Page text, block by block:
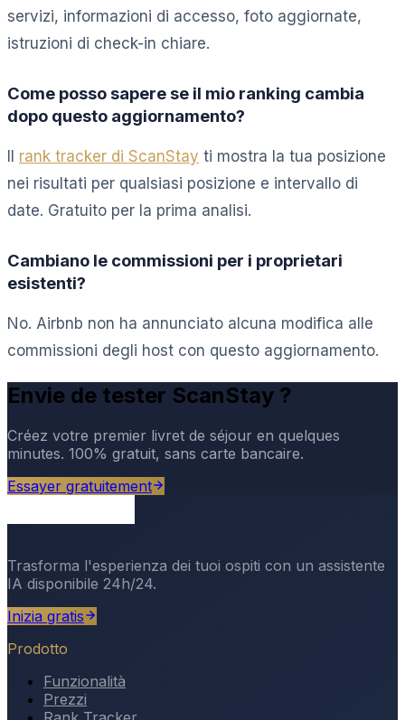
servizi, informazioni di accesso, foto aggiornate,
istruzioni di check-in chiare.
Come posso sapere se il mio ranking cambia
dopo questo aggiornamento?
Il rank tracker di ScanStay ti mostra la tua posizione
nei risultati per qualsiasi posizione e intervallo di
date. Gratuito per la prima analisi.
Cambiano le commissioni per i proprietari
esistenti?
No. Airbnb non ha annunciato alcuna modifica alle
commissioni degli host con questo aggiornamento.
Envie de tester ScanStay ?
Créez votre premier livret de séjour en quelques
minutes. 100% gratuit, sans carte bancaire.
Essayer gratuitement
Trasforma l'esperienza dei tuoi ospiti con un assistente
IA disponibile 24h/24.
Inizia gratis
Prodotto
Funzionalità
Prezzi